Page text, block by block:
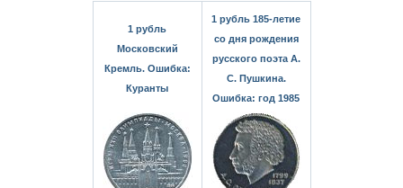
1 рубль
Московский
Кремль. Ошибка:
Куранты
1 рубль 185-летие
со дня рождения
русского поэта А.
С. Пушкина.
Ошибка: год 1985